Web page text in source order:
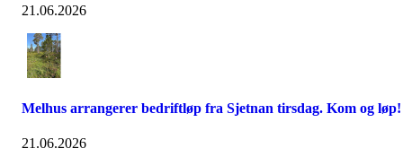
21.06.2026
Melhus arrangerer bedriftløp fra Sjetnan tirsdag. Kom og løp!
21.06.2026